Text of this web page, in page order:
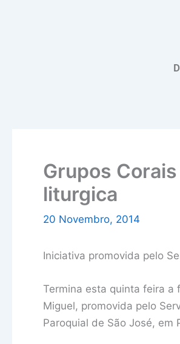
Grupos
liturgica
20 Novembro, 2014
Iniciativa promovida pelo
Termina esta quinta feira a
Miguel, promovida pelo
Paroquial de São José, em